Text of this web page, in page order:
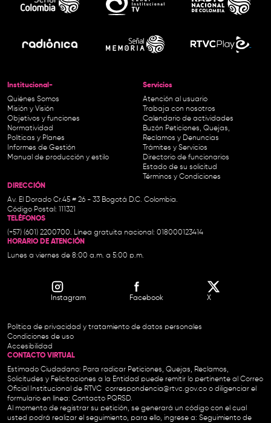
Institucional-
Quiénes Somos
Misión y Visión
Objetivos y funciones
Normatividad
Políticas y Planes
Informes de Gestión
Manual de producción y estilo
Servicios
Atención al usuario
Trabaja con nosotros
Calendario de actividades
Buzón Peticiones, Quejas,
Reclamos y Denuncias
Trámites y Servicios
Directorio de funcionarios
Estado de su solicitud
Términos y Condiciones
DIRECCIÓN
Av. El Dorado Cr.45 # 26 - 33 Bogotá D.C. Colombia.
Código Postal: 111321
TELÉFONOS
(+57) (601) 2200700. Línea gratuita nacional: 018000123414
HORARIO DE ATENCIÓN
Lunes a viernes de 8:00 a.m. a 5:00 p.m.
Instagram Facebook X
Política de privacidad y tratamiento de datos personales
Condiciones de uso
Accesibilidad
CONTACTO VIRTUAL
Estimado Ciudadano: Para radicar Peticiones, Quejas, Reclamos,
Solicitudes y Felicitaciones a la Entidad puede remitir lo pertinente al Correo
Oficial Institucional de RTVC correspondencia@rtvc.gov.co o diligenciar el
formulario en línea: Contacto PQRSD.
Al momento de registrar su petición, se generará un código con el cual
usted podrá realizar el seguimiento, para ello, ingrese a: Seguimiento de